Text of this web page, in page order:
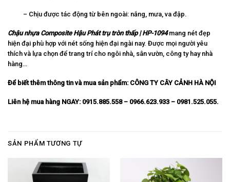
– Chịu được tác động từ bên ngoài: nắng, mưa, va đập.
Chậu nhựa Composite Hậu Phát trụ tròn thấp | HP-1094mang nét đẹp
hiện đại phù hợp với nét sống hiện đại ngài nay. Được mọi người yêu
thích và lựa chọn để trang trí cho ngôi nhà, sân vườn, công ty hay nhà
hàng…
Để biết thêm thông tin và mua sản phẩm: CÔNG TY CÂY CẢNH HÀ NỘI
Liên hệ mua hàng NGAY: 0915.885.558 – 0966.623.933 – 0981.525.055.
SẢN PHẨM TƯƠNG TỰ